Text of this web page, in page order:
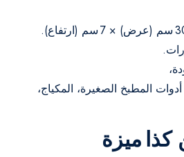
أدوات المطبخ الصغيرة، المكياج،
ميزة